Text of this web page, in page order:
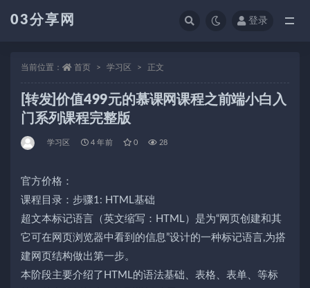
03分享网 登录
当前位置： 首页 学习区 正文
[转发]价值499元的慕课网课程之前端小白入
门系列课程完整版
学习区 4 年前 0 28
官方价格：
课程目录：步骤1: HTML基础
超文本标记语言（英文缩写：HTML）是为“网页创建和其
它可在网页浏览器中看到的信息”设计的一种标记语言,为搭
建网页结构做出第一步。
本阶段主要介绍了HTML的语法基础、表格、表单、等标